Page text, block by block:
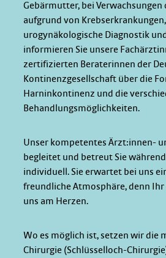
Gebärmutter, bei Verwachsungen
aufgrund von
urogynäkologische Diagnostik
informieren Sie unsere
zertifizierten Beraterinnen der
Kontinenzgesellschaft über die
Harninkontinenz und die
Behandlungsmöglichkeiten.
Unser kompetentes Ärzt:innen-
begleitet und betreut Sie
individuell. Sie erwartet bei uns
freundliche Atmosphäre, denn
uns am Herzen.
Wo es möglich ist, setzen wir die
Chirurgie (Schlüsselloch-